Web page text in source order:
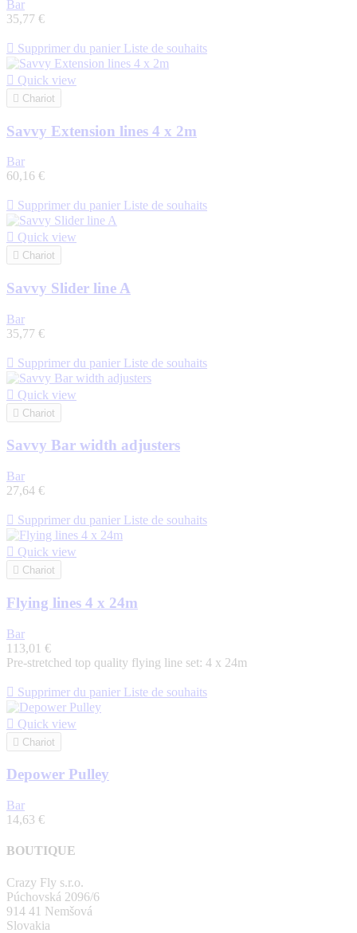
Bar
35,77 €
 Supprimer du panier Liste de souhaits
 Quick view
 Chariot
Savvy Extension lines 4 x 2m
Bar
60,16 €
 Supprimer du panier Liste de souhaits
 Quick view
 Chariot
Savvy Slider line A
Bar
35,77 €
 Supprimer du panier Liste de souhaits
 Quick view
 Chariot
Savvy Bar width adjusters
Bar
27,64 €
 Supprimer du panier Liste de souhaits
 Quick view
 Chariot
Flying lines 4 x 24m
Bar
113,01 €
Pre-stretched top quality flying line set: 4 x 24m
 Supprimer du panier Liste de souhaits
 Quick view
 Chariot
Depower Pulley
Bar
14,63 €
BOUTIQUE
Crazy Fly s.r.o.
Púchovská 2096/6
914 41 Nemšová
Slovakia